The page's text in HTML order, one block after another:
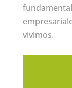
vivimos.